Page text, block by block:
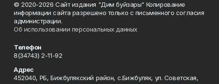
© 2020-2026 Сайт издания "Дим буйзары" Копирование
информации сайта разрешено только с письменного согласия
администрации.
Об использовании персональных данных
Телефон
8(34743) 2-11-92
Адрес
452040, РБ, Бижбулякский район, с.Бижбуляк, ул. Советская,